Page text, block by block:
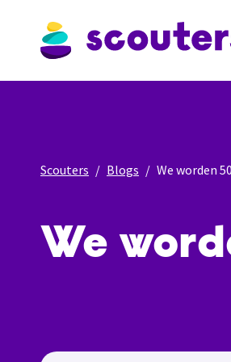
Scouters Blogs We worden
We